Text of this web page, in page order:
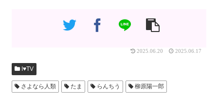
2025.06.20 2025.06.17
I♥️TV
さよなら人類 たま らんちう 柳原陽一郎